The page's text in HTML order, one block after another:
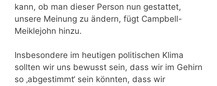
kann, ob man dieser Person nun gestattet,
unsere Meinung zu ändern, fügt Campbell-
Meiklejohn hinzu.
Insbesondere im heutigen politischen Klima
sollten wir uns bewusst sein, dass wir im Gehirn
so ‚abgestimmt‘ sein könnten, dass wir